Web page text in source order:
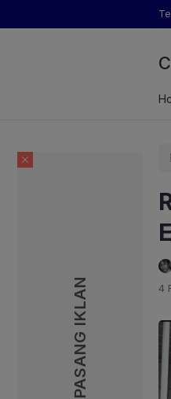
PASANG IKLAN
Pertanian yang Dimaksud
PASANG IKLAN
4